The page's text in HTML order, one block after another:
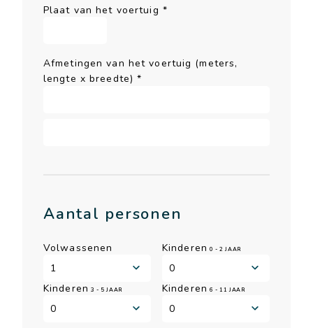
Plaat van het voertuig *
Afmetingen van het voertuig (meters,
lengte x breedte)*
Aantal personen
Volwassenen Kinderen 0 - 2 JAAR
Kinderen 3 - 5 JAAR Kinderen 6 - 11 JAAR